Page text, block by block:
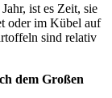
ist es Zeit, sie
oder im Kübel auf
sind relativ
dem Großen